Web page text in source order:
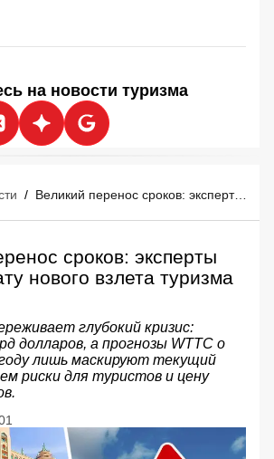
на новости туризма
/ Великий перенос сроков: эксперты назвали дату нового взлета туризма в ОАЭ
сроков: эксперты
нового взлета туризма
глубокий кризис:
долларов, а прогнозы WTTC о
лишь маскируют текущий
риски для туристов и цену